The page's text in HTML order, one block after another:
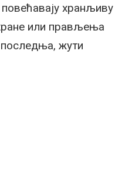
хранљиву
или прављења
последња, жути